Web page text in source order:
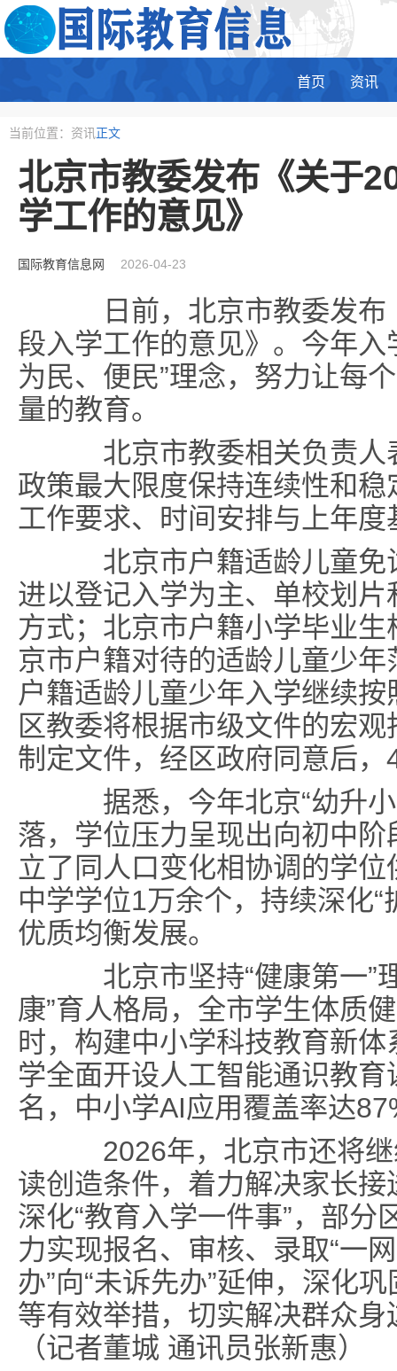
首页 资讯
当前位置：资讯 正文
北京市教委发布《关于
学工作的意见》
国际教育信息网 2026-04-23
日前，北京市教委发布
段入学工作的意见》。今年
为民、便民”理念，努力让每
量的教育。
北京市教委相关负责人
政策最大限度保持连续性和
工作要求、时间安排与上年
北京市户籍适龄儿童免
进以登记入学为主、单校划
方式；北京市户籍小学毕业
京市户籍对待的适龄儿童少
户籍适龄儿童少年入学继续
区教委将根据市级文件的宏
制定文件，经区政府同意后
据悉，今年北京“幼升小
落，学位压力呈现出向初中
立了同人口变化相协调的学
中学学位1万余个，持续深化
优质均衡发展。
北京市坚持“健康第一”
康”育人格局，全市学生体质
时，构建中小学科技教育新
学全面开设人工智能通识教
名，中小学AI应用覆盖率达
2026年，北京市还将继
读创造条件，着力解决家长
深化“教育入学一件事”，部分
力实现报名、审核、录取“一
办”向“未诉先办”延伸，深化
等有效举措，切实解决群众
（记者董城 通讯员张新惠）